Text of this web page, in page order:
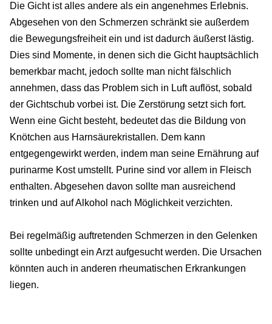
Die Gicht ist alles andere als ein angenehmes Erlebnis.
Abgesehen von den Schmerzen schränkt sie außerdem
die Bewegungsfreiheit ein und ist dadurch äußerst lästig.
Dies sind Momente, in denen sich die Gicht hauptsächlich
bemerkbar macht, jedoch sollte man nicht fälschlich
annehmen, dass das Problem sich in Luft auflöst, sobald
der Gichtschub vorbei ist. Die Zerstörung setzt sich fort.
Wenn eine Gicht besteht, bedeutet das die Bildung von
Knötchen aus Harnsäurekristallen. Dem kann
entgegengewirkt werden, indem man seine Ernährung auf
purinarme Kost umstellt. Purine sind vor allem in Fleisch
enthalten. Abgesehen davon sollte man ausreichend
trinken und auf Alkohol nach Möglichkeit verzichten.
Bei regelmäßig auftretenden Schmerzen in den Gelenken
sollte unbedingt ein Arzt aufgesucht werden. Die Ursachen
könnten auch in anderen rheumatischen Erkrankungen
liegen.